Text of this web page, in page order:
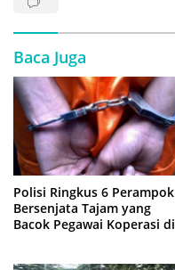
Baca Juga
Polisi Ringkus 6 Perampok
Bersenjata Tajam yang
Bacok Pegawai Koperasi di